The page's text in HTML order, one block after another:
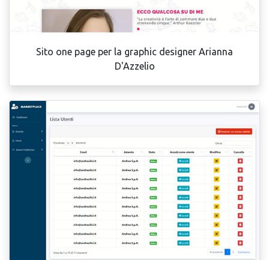
Sito one page per la graphic designer Arianna
D'Azzelio